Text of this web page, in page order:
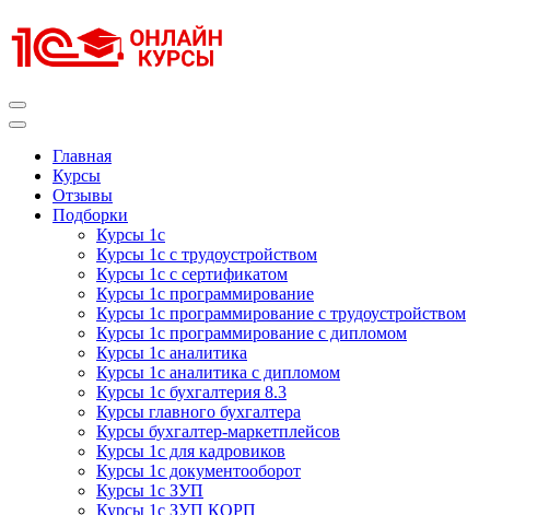
к
содержимому
Главная
Курсы
Отзывы
Подборки
Курсы 1с
Курсы 1с с трудоустройством
Курсы 1с с сертификатом
Курсы 1с программирование
Курсы 1с программирование с трудоустройством
Курсы 1с программирование с дипломом
Курсы 1с аналитика
Курсы 1с аналитика с дипломом
Курсы 1с бухгалтерия 8.3
Курсы главного бухгалтера
Курсы бухгалтер-маркетплейсов
Курсы 1с для кадровиков
Курсы 1с документооборот
Курсы 1с ЗУП
Курсы 1с ЗУП КОРП